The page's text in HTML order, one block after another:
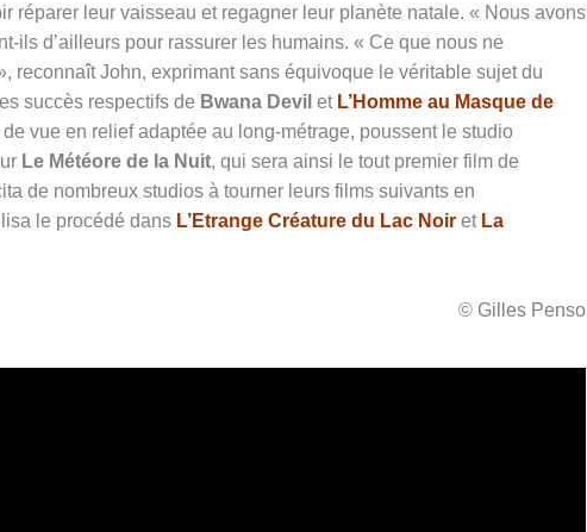
réparer leur vaisseau et regagner leur planète natale. « Nous avons
ils d’ailleurs pour rassurer les humains. « Ce que nous ne
reconnaît John, exprimant sans équivoque le véritable sujet du
succès respectifs de Bwana Devil et L’Homme au Masque de
vue en relief adaptée au long-métrage, poussent le studio
Le Météore de la Nuit, qui sera ainsi le tout premier film de
de nombreux studios à tourner leurs films suivants en
le procédé dans L’Etrange Créature du Lac Noir et La
© Gilles Penso